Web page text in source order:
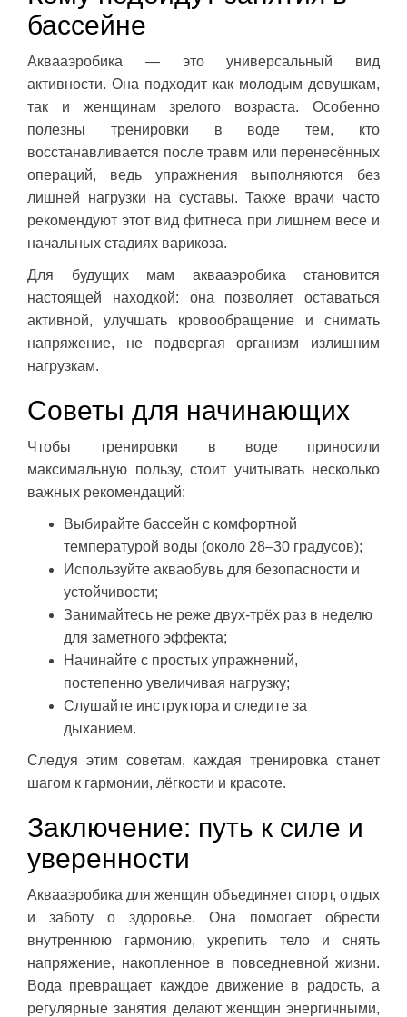
бассейне
Аквааэробика — это универсальный вид
активности. Она подходит как молодым девушкам,
так и женщинам зрелого возраста. Особенно
полезны тренировки в воде тем, кто
восстанавливается после травм или перенесённых
операций, ведь упражнения выполняются без
лишней нагрузки на суставы. Также врачи часто
рекомендуют этот вид фитнеса при лишнем весе и
начальных стадиях варикоза.
Для будущих мам аквааэробика становится
настоящей находкой: она позволяет оставаться
активной, улучшать кровообращение и снимать
напряжение, не подвергая организм излишним
нагрузкам.
Советы для начинающих
Чтобы тренировки в воде приносили
максимальную пользу, стоит учитывать несколько
важных рекомендаций:
Выбирайте бассейн с комфортной
температурой воды (около 28–30 градусов);
Используйте акваобувь для безопасности и
устойчивости;
Занимайтесь не реже двух-трёх раз в неделю
для заметного эффекта;
Начинайте с простых упражнений,
постепенно увеличивая нагрузку;
Слушайте инструктора и следите за
дыханием.
Следуя этим советам, каждая тренировка станет
шагом к гармонии, лёгкости и красоте.
Заключение: путь к силе и
уверенности
Аквааэробика для женщин объединяет спорт, отдых
и заботу о здоровье. Она помогает обрести
внутреннюю гармонию, укрепить тело и снять
напряжение, накопленное в повседневной жизни.
Вода превращает каждое движение в радость, а
регулярные занятия делают женщин энергичными,